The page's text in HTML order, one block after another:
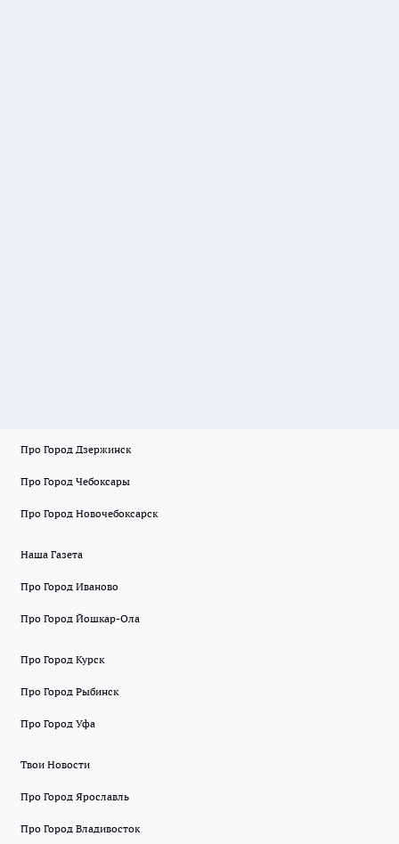
Про Город Дзержинск
Про Город Чебоксары
Про Город Новочебоксарск
Наша Газета
Про Город Иваново
Про Город Йошкар-Ола
Про Город Курск
Про Город Рыбинск
Про Город Уфа
Твои Новости
Про Город Ярославль
Про Город Владивосток